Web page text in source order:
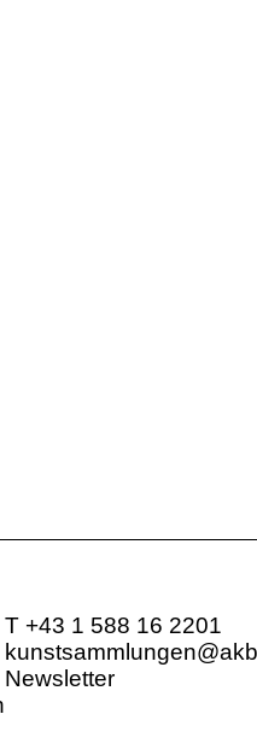
T +43 1 588 16 2201
Newsletter